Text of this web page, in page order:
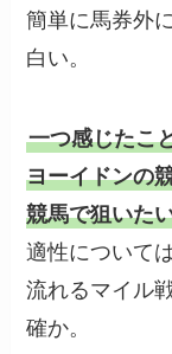
簡単に馬券外
白い。
一つ感じたこ
ヨーイドンの
競馬で狙いた
適性について
流れるマイル
確か。